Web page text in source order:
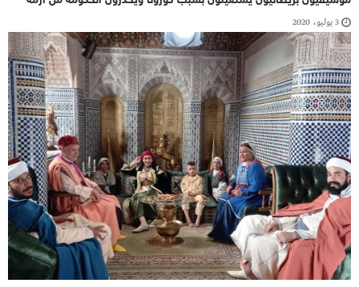
3 يوليو، 2020